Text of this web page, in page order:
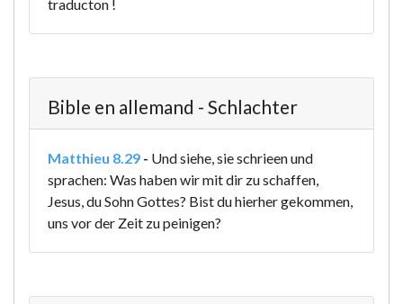
traducton !
Bible en allemand - Schlachter
Matthieu 8.29 - Und siehe, sie schrieen und
sprachen: Was haben wir mit dir zu schaffen,
Jesus, du Sohn Gottes? Bist du hierher gekommen,
uns vor der Zeit zu peinigen?